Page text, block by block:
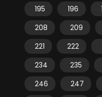
195
196
208
209
221
222
234
235
246
247